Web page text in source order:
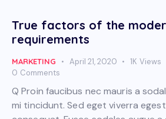
True factors of the
requirements
MARKETING April 21, 2020 1K Views
0 Comments
Q Proin faucibus nec mauris a
mi tincidunt. Sed eget viverra